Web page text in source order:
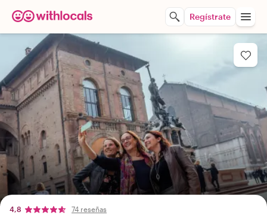
Regístrate
4,8 74 reseñas